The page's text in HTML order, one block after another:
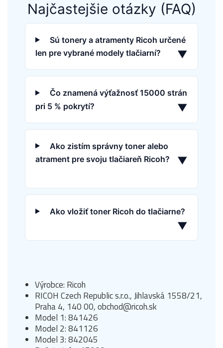
Najčastejšie otázky (FAQ)
Sú tonery a atramenty Ricoh určené
len pre vybrané modely tlačiarní?
▼
Čo znamená výťažnosť 15000 strán
pri 5 % pokrytí?
▼
Ako zistím správny toner alebo
atrament pre svoju tlačiareň Ricoh?
▼
Ako vložiť toner Ricoh do tlačiarne?
▼
Výrobce: Ricoh
RICOH Czech Republic s.r.o., Jihlavská 1558/21,
Praha 4, 140 00, obchod@ricoh.sk
Model 1: 841426
Model 2: 841126
Model 3: 842045